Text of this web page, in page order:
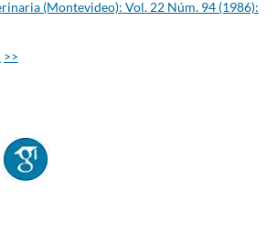
(Montevideo): Vol. 22 Núm. 94 (1986):
>>